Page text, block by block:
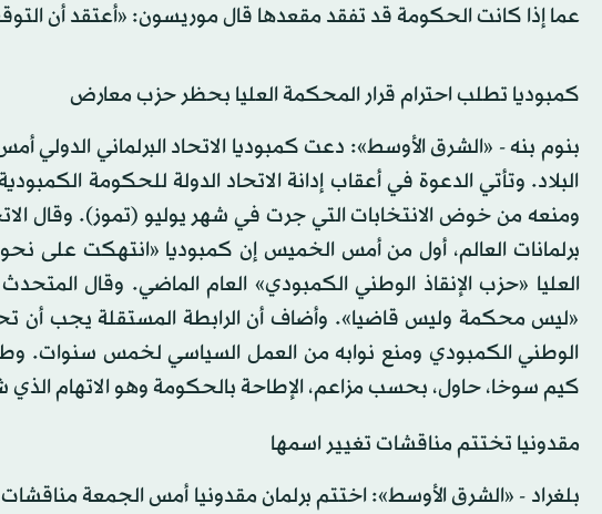
عما إذا كانت الحكومة قد تفقد مقعدها قال موريسون: «أعتقد أن
كمبوديا تطلب احترام قرار المحكمة العليا بحظر حزب معارض
بنوم بنه - «الشرق الأوسط»: دعت كمبوديا الاتحاد البرلماني الدولي
البلاد. وتأتي الدعوة في أعقاب إدانة الاتحاد الدولة للحكومة
العليا «حزب الإنقاذ الوطني الكمبودي» العام الماضي. وقال
«ليس محكمة وليس قاضيا». وأضاف أن الرابطة المستقلة يجب أن
الوطني الكمبودي ومنع نوابه من العمل السياسي لخمس سنوات.
كيم سوخا، حاول، بحسب مزاعم، الإطاحة بالحكومة وهو الاتهام
مقدونيا تختتم مناقشات تغيير اسمها
بلغراد - «الشرق الأوسط»: اختتم برلمان مقدونيا أمس الجمعة